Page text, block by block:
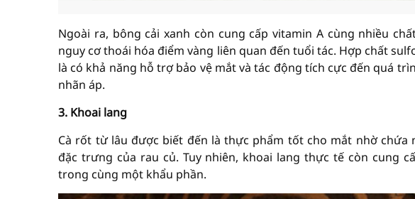
Ngoài ra, bông cải xanh còn cung cấp vitamin A cùng nhiều
nguy cơ thoái hóa điểm vàng liên quan đến tuổi tác. Hợp chất
là có khả năng hỗ trợ bảo vệ mắt và tác động tích cực đến quá
nhãn áp.
3. Khoai lang
Cà rốt từ lâu được biết đến là thực phẩm tốt cho mắt nhờ chứa
đặc trưng của rau củ. Tuy nhiên, khoai lang thực tế còn cung
trong cùng một khẩu phần.